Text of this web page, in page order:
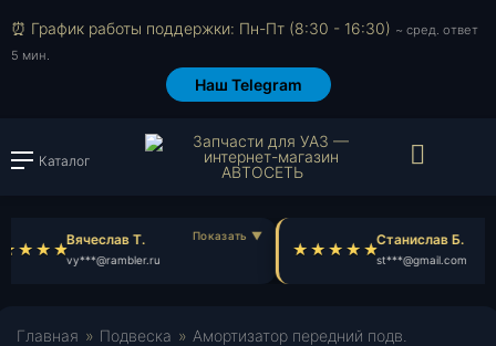
⏰ График работы поддержки: Пн-Пт (8:30 - 16:30) ~ сред. ответ
5 мин.
Наш Telegram
Каталог Войти или
Вячеслав Т.
vy***@rambler.ru
Станислав Б.
st***@gmail.com
Главная » Подвеска » Амортизатор передний подв.